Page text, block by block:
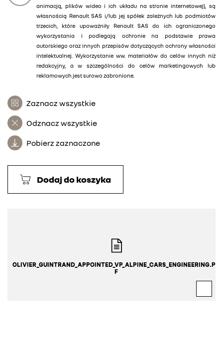
animacją, plików wideo i ich układu na stronie internetowej), są
własnością Renault SAS i/lub jej spółek zależnych lub podmiotów
trzecich, które upoważniły Renault SAS do ich ograniczonego
wykorzystania i podlegają ochronie na podstawie prawa
autorskiego oraz innych przepisów dotyczących ochrony własności
intelektualnej. Wykorzystanie ww. materiałów do celów innych niż
redakcyjny, a w szczególności do celów marketingowych lub
reklamowych jest surowo zabronione.
Zaznacz wszystkie
Odznacz wszystkie
Pobierz zaznaczone
Dodaj do koszyka
OLIVIER_GUINTRAND_APPOINTED_VP_ALPINE_CARS_ENGINEERING.PD
F